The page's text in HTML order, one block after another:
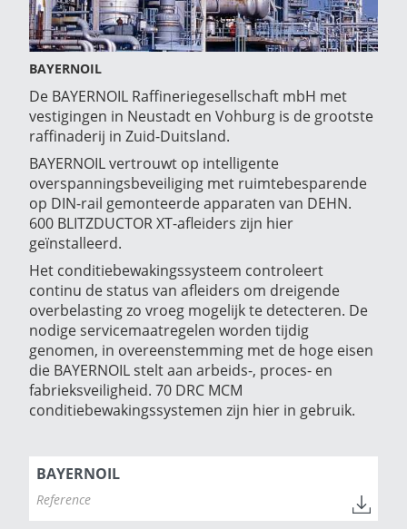
BAYERNOIL
De BAYERNOIL Raffineriegesellschaft mbH met
vestigingen in Neustadt en Vohburg is de grootste
raffinaderij in Zuid-Duitsland.
BAYERNOIL vertrouwt op intelligente
overspanningsbeveiliging met ruimtebesparende
op DIN-rail gemonteerde apparaten van DEHN.
600 BLITZDUCTOR XT-afleiders zijn hier
geïnstalleerd.
Het conditiebewakingssysteem controleert
continu de status van afleiders om dreigende
overbelasting zo vroeg mogelijk te detecteren. De
nodige servicemaatregelen worden tijdig
genomen, in overeenstemming met de hoge eisen
die BAYERNOIL stelt aan arbeids-, proces- en
fabrieksveiligheid. 70 DRC MCM
conditiebewakingssystemen zijn hier in gebruik.
BAYERNOIL
Reference